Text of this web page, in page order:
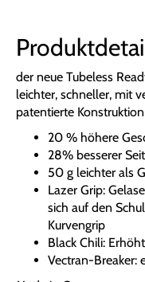
der neue Tubeless
leichter, schneller, mit
patentierte
20 % höhere
28% besserer
50 g leichter als
Lazer Grip:
sich auf den
Kurvengrip
Black Chili:
Vectran-Breaker: